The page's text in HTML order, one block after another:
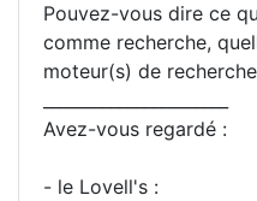
Pouvez-vous dire ce
comme recherche,
moteur(s) de
Avez-vous regardé :
- le Lovell's :